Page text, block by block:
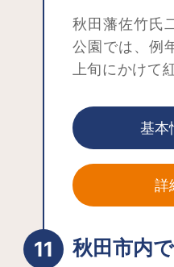
秋田藩佐竹氏
公園では、例
上旬にかけて
とができます
料館などと共
基本
詳
秋田市内